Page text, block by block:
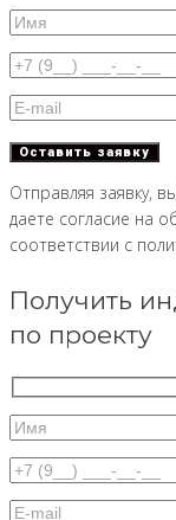
Отправляя заявку,
даете согласие на
соответствии с
Получить
по проекту